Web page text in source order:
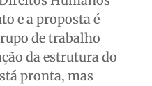
e a proposta é
de trabalho
da estrutura do
pronta, mas